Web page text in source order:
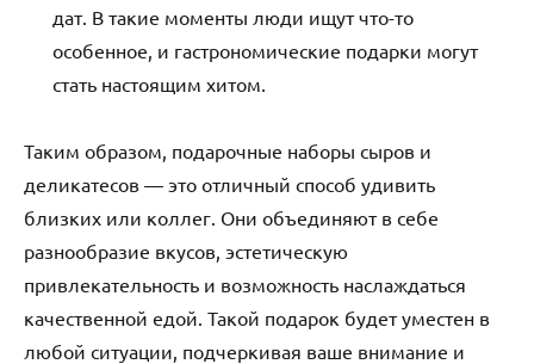
дат. В такие моменты люди ищут что-то
особенное, и гастрономические подарки могут
стать настоящим хитом.
Таким образом, подарочные наборы сыров и
деликатесов — это отличный способ удивить
близких или коллег. Они объединяют в себе
разнообразие вкусов, эстетическую
привлекательность и возможность наслаждаться
качественной едой. Такой подарок будет уместен в
любой ситуации, подчеркивая ваше внимание и